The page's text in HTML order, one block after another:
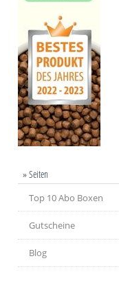
» Seiten
Top 10 Abo Boxen
Gutscheine
Blog